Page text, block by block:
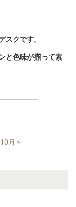
スクです。
と色味が揃って素
月 »